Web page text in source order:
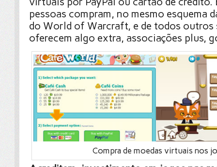
pessoas compram, no mesmo esquema
do World of Warcraft, e de todos outros
oferecem algo extra, associações plus,
Compra de moedas virtuais nos